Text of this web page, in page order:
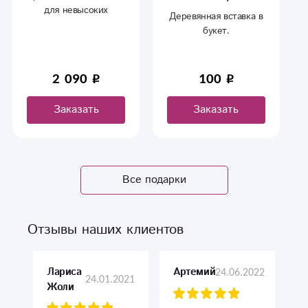
для невысоких
2 090
Заказать
Деревянная вставка в
букет.
100
Заказать
Все подарки
Отзывы наших клиентов
Лариса
Жоли
24.01.2021 Артемий24.06.2022